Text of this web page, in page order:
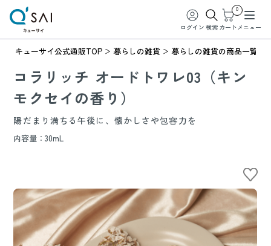
ログイン 検索
0
カート メニュー
キューサイ公式通販TOP 暮らしの雑貨 暮らしの雑貨の商品一覧
コラリッチ オードトワレ03（キン
モクセイの香り）
陽だまり満ちる午後に、懐かしさや包容力を
内容量：30mL